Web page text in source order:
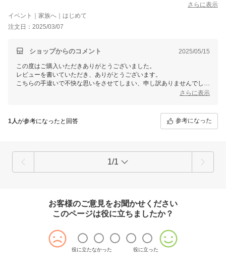
さらに表示
イベント｜家族へ｜はじめて
注文日：2025/03/07
ショップからのコメント 2025/05/15
この度はご購入いただきありがとうございました。
レビューを書いていただき、ありがとうございます。
こちらの手違いで不快な思いをさせてしまい、申し訳ありませんでし
今後ともよろしくお願いいたします。
さらに表示
1人が参考になったと回答 参考になった
1/1
お客様のご意見をお聞かせください
このページは役に立ちましたか？
役に立たなかった 役に立った